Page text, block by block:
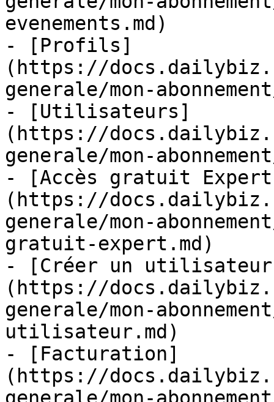
evenements.md)
- [Profils]
(https://
generale/mon-
- [Utilisateurs]
(https://
generale/mon-
- [Accès gratuit
(https://
generale/mon-
gratuit-expert.md)
- [Créer un
(https://
generale/mon-
utilisateur.md)
- [Facturation]
(https://